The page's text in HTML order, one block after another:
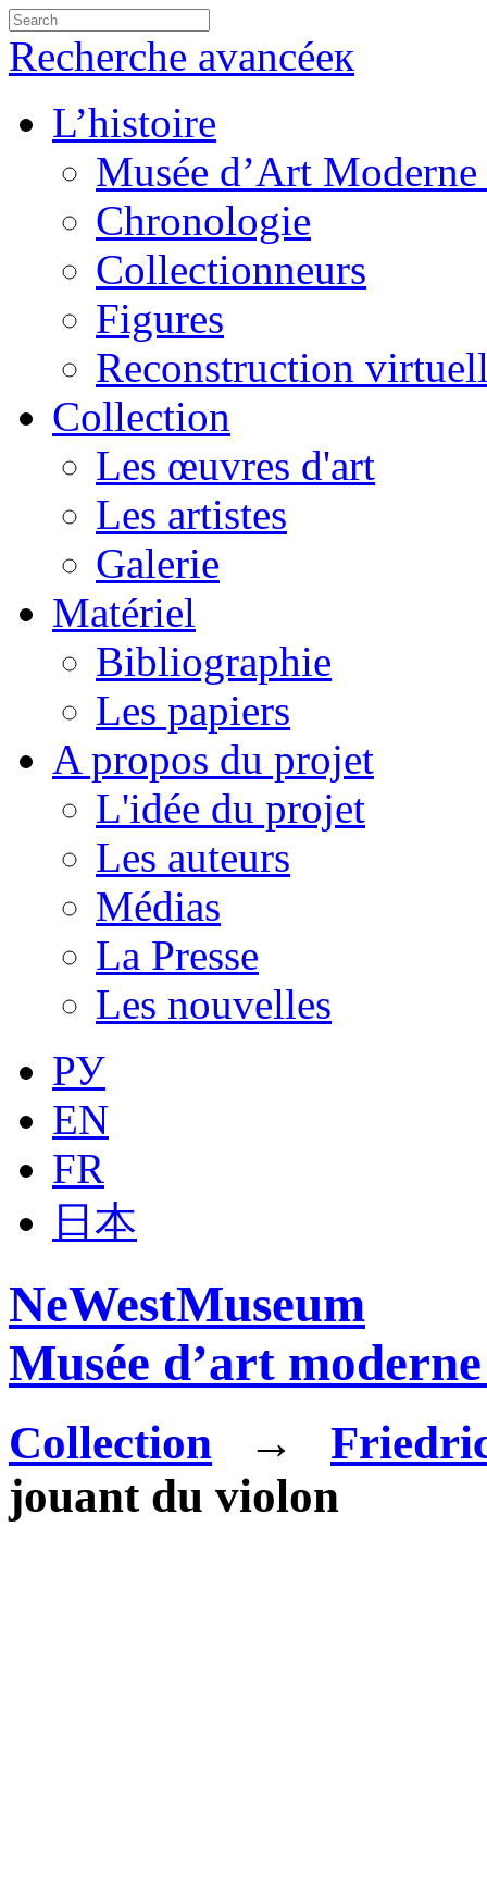
Recherche avancéeк
L’histoire
Musée d’Art
Chronologie
Collectionneurs
Figures
Reconstruction
Collection
Les œuvres d'art
Les artistes
Galerie
Matériel
Bibliographie
Les papiers
A propos du projet
L'idée du projet
Les auteurs
Médias
La Presse
Les nouvelles
РУ
EN
FR
日本
NeWestMuseum
Musée d’art
Collection →
jouant du violon